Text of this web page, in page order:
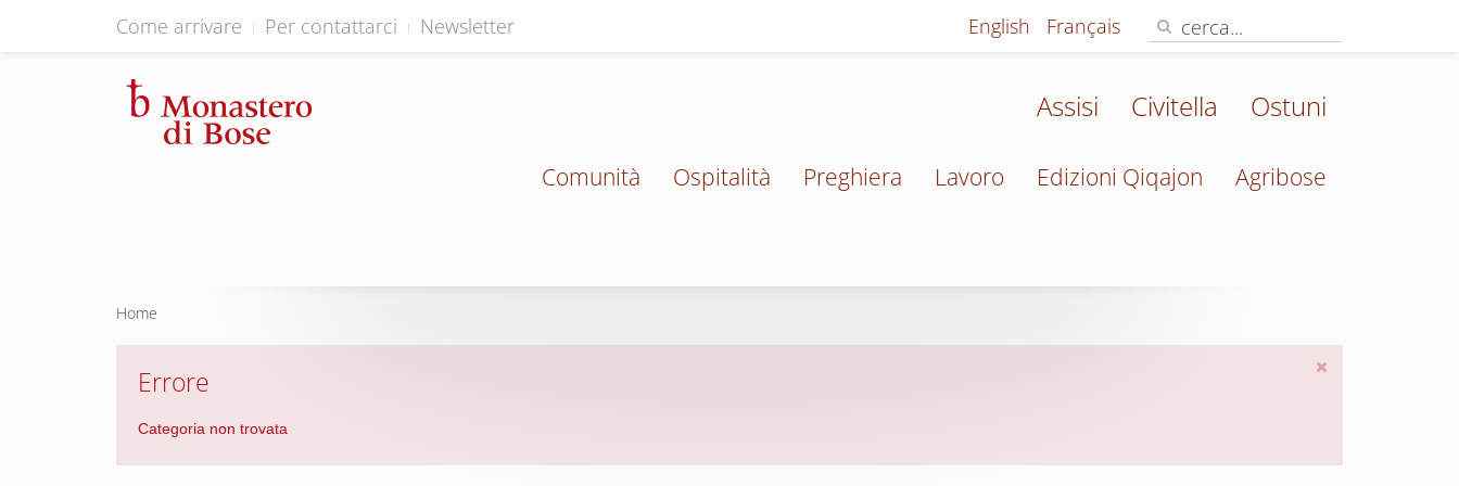
Come arrivare Per contattarci Newsletter English Français
Assisi Civitella Ostuni
Comunità Ospitalità Preghiera Lavoro Edizioni Qiqajon Agribose
Home
Errore
Categoria non trovata